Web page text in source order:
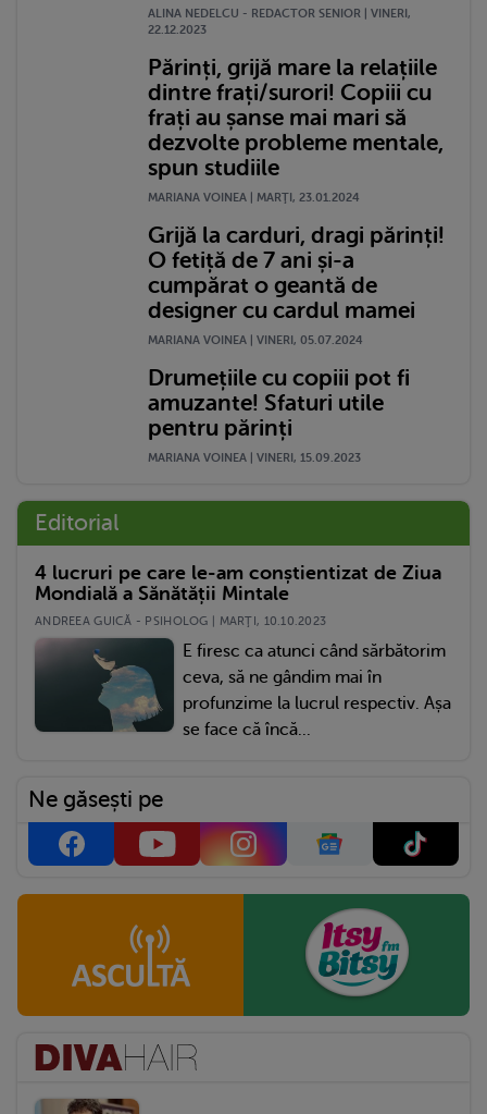
ALINA NEDELCU - REDACTOR SENIOR | VINERI,
22.12.2023
Părinți, grijă mare la relațiile
dintre frați/surori! Copiii cu
frați au șanse mai mari să
dezvolte probleme mentale,
spun studiile
MARIANA VOINEA | MARŢI, 23.01.2024
Grijă la carduri, dragi părinți!
O fetiță de 7 ani și-a
cumpărat o geantă de
designer cu cardul mamei
MARIANA VOINEA | VINERI, 05.07.2024
Drumețiile cu copiii pot fi
amuzante! Sfaturi utile
pentru părinți
MARIANA VOINEA | VINERI, 15.09.2023
Editorial
4 lucruri pe care le-am conștientizat de Ziua
Mondială a Sănătății Mintale
ANDREEA GUICĂ - PSIHOLOG | MARŢI, 10.10.2023
E firesc ca atunci când sărbătorim
ceva, să ne gândim mai în
profunzime la lucrul respectiv. Așa
se face că încă...
Ne găsești pe